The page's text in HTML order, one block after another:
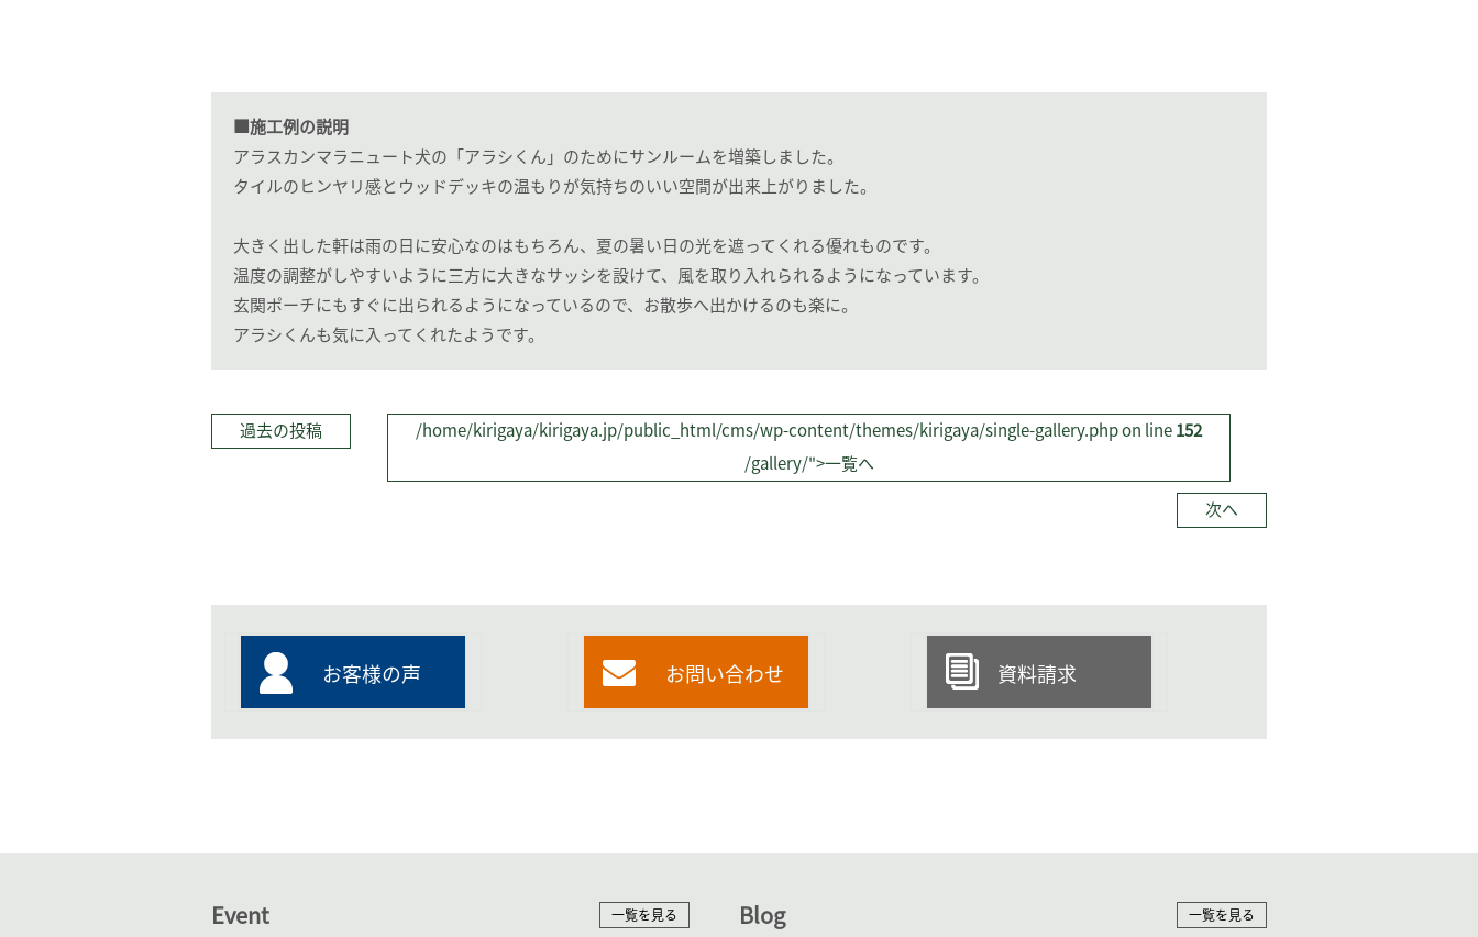
■施工例の説明
アラスカンマラニュート犬の「アラシくん」のためにサンルームを増築しました。
タイルのヒンヤリ感とウッドデッキの温もりが気持ちのいい空間が出来上がりました。
大きく出した軒は雨の日に安心なのはもちろん、夏の暑い日の光を遮ってくれる優れものです。
温度の調整がしやすいように三方に大きなサッシを設けて、風を取り入れられるようになっています。
玄関ポーチにもすぐに出られるようになっているので、お散歩へ出かけるのも楽に。
アラシくんも気に入ってくれたようです。
過去の投稿 /home/kirigaya/kirigaya.jp/public_html/cms/wp-content/themes/kirigaya/single-gallery.php on line 152
/gallery/">一覧へ
次へ
お客様の声 お問い合わせ 資料請求
Event 一覧を見る Blog 一覧を見る